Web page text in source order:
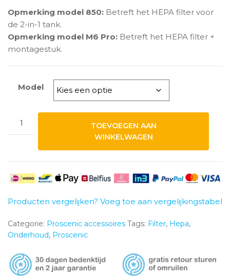
Opmerking model 850: Betreft het HEPA filter voor
de 2-in-1 tank.
Opmerking model M6 Pro: Betreft het HEPA filter +
montagestuk.
Model
Proscenic
TOEVOEGEN AAN
WINKELWAGEN
Producten vergelijken? Voeg toe aan vergelijkingstabel
Categorie: Proscenic accessoires Tags: Filter, Hepa,
Onderhoud, Proscenic